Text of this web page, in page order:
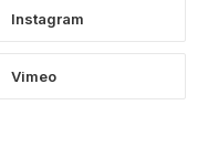
Instagram
Vimeo